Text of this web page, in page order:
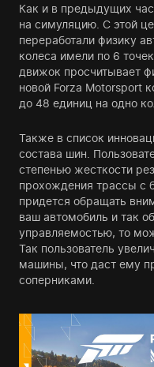
Как и в предыдущих
на симуляцию. С этой
переработали физику
колеса имели по 6
движок просчитывает
новой Forza Motorsport
до 48 единиц на одно
Также в список
состава шин.
степенью жесткости
прохождения трассы с
придется обращать
ваш автомобиль и так
управляемостью, то
Так пользователь
машины, что даст ему
соперниками.